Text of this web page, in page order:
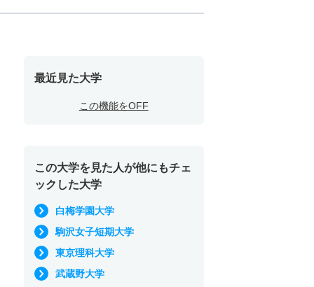
最近見た大学
この機能をOFF
この大学を見た人が他にもチェ
ックした大学
白梅学園大学
駒沢女子短期大学
東京理科大学
武蔵野大学